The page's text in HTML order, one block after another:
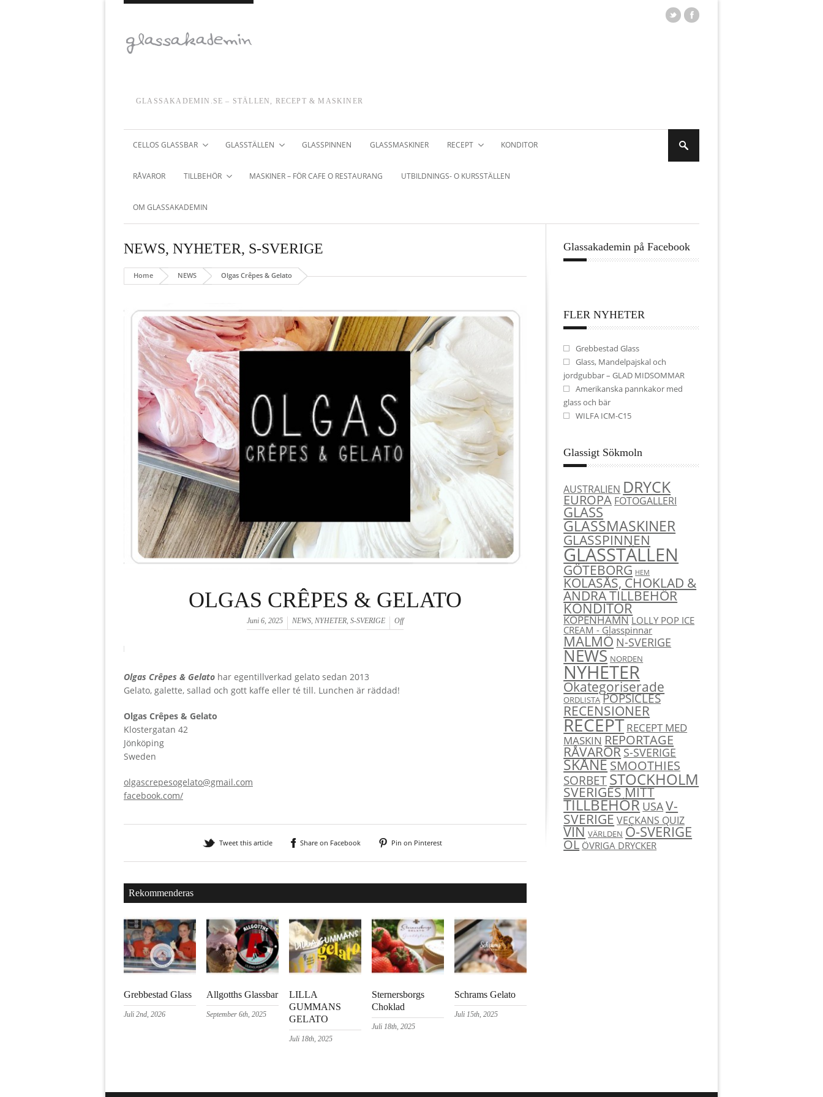
GLASSAKADEMIN.SE – STÄLLEN, RECEPT & MASKINER
CELLOS GLASSBAR GLASSTÄLLEN GLASSPINNEN GLASSMASKINER RECEPT KONDITOR
RÅVAROR TILLBEHÖR MASKINER – FÖR CAFE O RESTAURANG UTBILDNINGS- O KURSSTÄLLEN
OM GLASSAKADEMIN
NEWS, NYHETER, S-SVERIGE
Home NEWS Olgas Crêpes & Gelato
OLGAS CRÊPES & GELATO
Juni 6, 2025 NEWS, NYHETER, S-SVERIGE Off
Olgas Crêpes & Gelato har egentillverkad gelato sedan 2013
Gelato, galette, sallad och gott kaffe eller té till. Lunchen är räddad!
Olgas Crêpes & Gelato
Klostergatan 42
Jönköping
Sweden
olgascrepesogelato@gmail.com
facebook.com/
Tweet this article Share on Facebook Pin on Pinterest
Rekommenderas
Grebbestad Glass
Juli 2nd, 2026
Allgotths Glassbar
September 6th, 2025
LILLA
GUMMANS
GELATO
Juli 18th, 2025
Sternersborgs
Choklad
Juli 18th, 2025
Schrams Gelato
Juli 15th, 2025
Glassakademin på Facebook
FLER NYHETER
Grebbestad Glass
Glass, Mandelpajskal och
jordgubbar – GLAD MIDSOMMAR
Amerikanska pannkakor med
glass och bär
WILFA ICM-C15
Glassigt Sökmoln
AUSTRALIEN DRYCK
EUROPA FOTOGALLERI
GLASS
GLASSMASKINER
GLASSPINNEN
GLASSTÄLLEN
GÖTEBORG HEM
KOLASÅS, CHOKLAD &
ANDRA TILLBEHÖR
KONDITOR
KÖPENHAMN LOLLY POP ICE
CREAM - Glasspinnar
MALMÖN-SVERIGE
NEWS NORDEN
NYHETER
Okategoriserade
ORDLISTA POPSICLES
RECENSIONER
RECEPT RECEPT MED
MASKIN REPORTAGE
RÅVARORS-SVERIGE
SKÅNESMOOTHIES
SORBETSTOCKHOLM
SVERIGES MITT
TILLBEHÖRUSAV-
SVERIGEVECKANS QUIZ
VIN VÄRLDEN Ö-SVERIGE
ÖL ÖVRIGA DRYCKER